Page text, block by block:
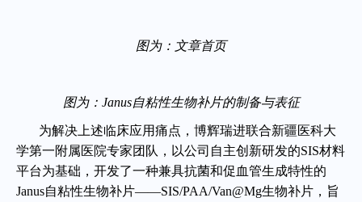
图为：文章首页
图为： Janus自粘性生物补片的制备与表征
为解决上述临床应用痛点，博辉瑞进联合新疆医科大
学第一附属医院专家团队，以公司自主创新研发的SIS材料
平台为基础，开发了一种兼具抗菌和促血管生成特性的
Janus自粘性生物补片——SIS/PAA/Van@Mg生物补片，旨